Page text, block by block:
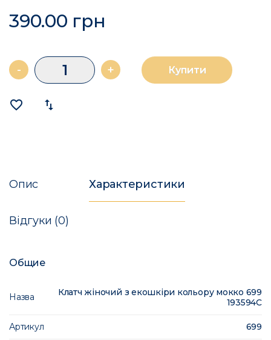
390.00 грн
- + Купити
favorite_border import_export
Опис Характеристики
Відгуки (0)
Общие
Назва
Клатч жіночий з екошкіри кольору мокко 699
193594C
Артикул 699